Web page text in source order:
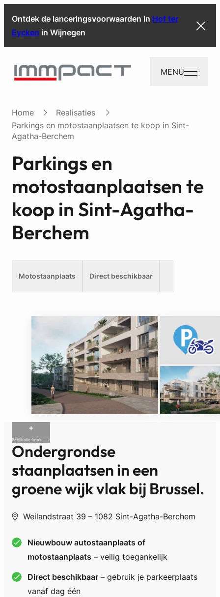
Ontdek de lanceringsvoorwaarden in Hof ter
Eycken in Wijnegen
MENU
Home
Realisaties
Parkings en motostaanplaatsen te koop in Sint-
Agatha-Berchem
Parkings en
motostaanplaatsen te
koop in Sint-Agatha-
Berchem
Motostaanplaats Direct beschikbaar
+
Bekijk alle foto’s
Ondergrondse
staanplaatsen in een
groene wijk vlak bij Brussel.
Weilandstraat 39 – 1082 Sint-Agatha-Berchem
Nieuwbouw autostaanplaats of
motostaanplaats – veilig toegankelijk
Direct beschikbaar – gebruik je parkeerplaats
vanaf dag één